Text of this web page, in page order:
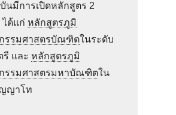
นมีการเปิดหลักสูตร 2
ด้แก่ หลักสูตรภูมิ
รรมศาสตรบัณฑิตในระดับ
และ หลักสูตรภูมิ
รรมศาสตรมหาบัณฑิตใน
ญาโท